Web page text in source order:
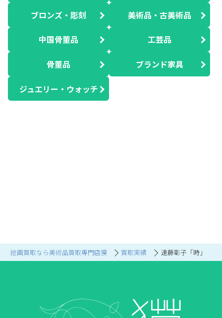
絵画買取なら美術品買取専門店獏 買取実績 遠藤彰子「時」
ブロンズ・彫刻 美術品・古美術品
中国骨董品 工芸品
骨董品 ブランド家具
ジュエリー・ウォッチ